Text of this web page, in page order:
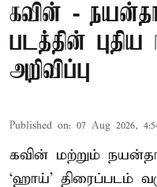
கவின் -
படத்தின் புதிய
அறிவிப்பு
Published on: 07 Aug 2026,
கவின் மற்றும்
‘ஹாய்’ திரைப்படம்